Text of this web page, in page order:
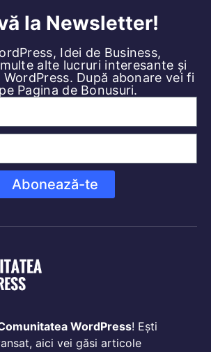
la Newsletter!
Idei de Business,
alte lucruri interesante și
După abonare vei fi
Pagina de Bonusuri.
Abonează-te
WordPress! Ești
aici vei găsi articole